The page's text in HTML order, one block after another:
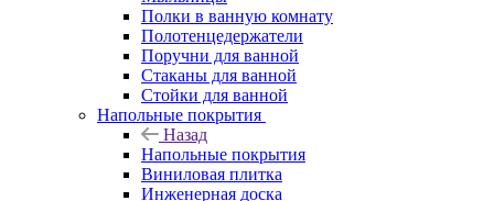
Полки в ванную комнату
Полотенцедержатели
Поручни для ванной
Стаканы для ванной
Стойки для ванной
Напольные покрытия
Назад
Напольные покрытия
Виниловая плитка
Инженерная доска